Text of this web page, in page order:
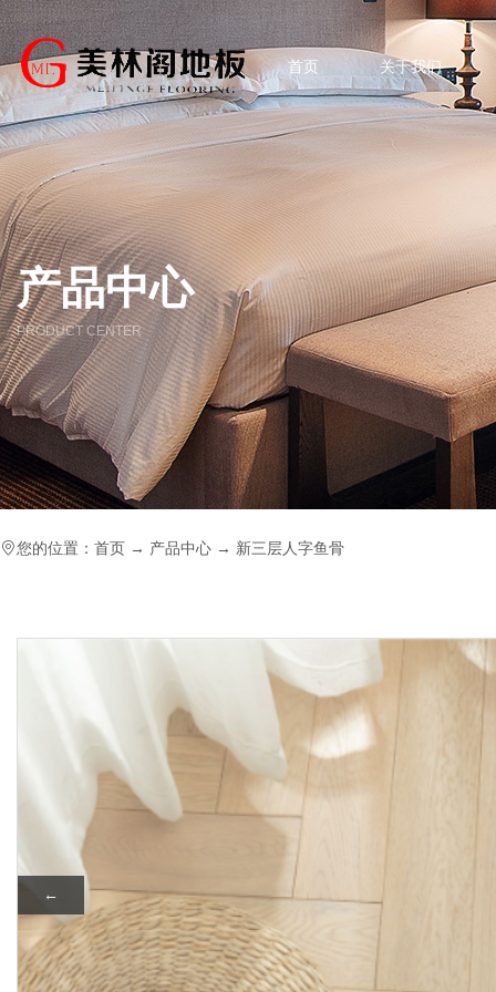
首页 关于我们
产品中心
PRODUCT CENTER
您的位置： 首页 → 产品中心 → 新三层人字鱼骨
←